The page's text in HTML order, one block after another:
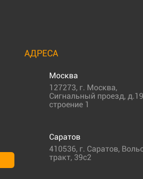
АДРЕСА
Москва
127273, г. Москва,
Сигнальный проезд,
строение 1
Саратов
410536, г. Саратов,
тракт, 39с2